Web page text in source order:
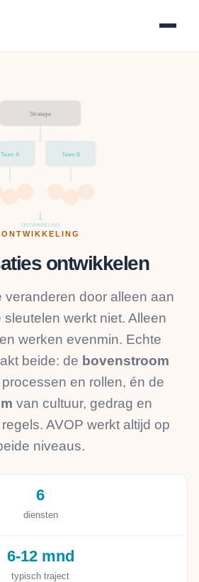
ONTWIKKELING
ontwikkelen
veranderen door alleen aan
sleutelen werkt niet. Alleen
werken evenmin. Echte
beide: de bovenstroom
en rollen, én de
van cultuur, gedrag en
AVOP werkt altijd op
niveaus.
Strategie
Team A Team B
ONTWIKKELING
6
diensten
6-12 mnd
typisch traject